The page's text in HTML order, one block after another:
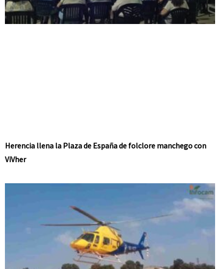
Herencia llena la Plaza de España de folclore manchego con
ViVher